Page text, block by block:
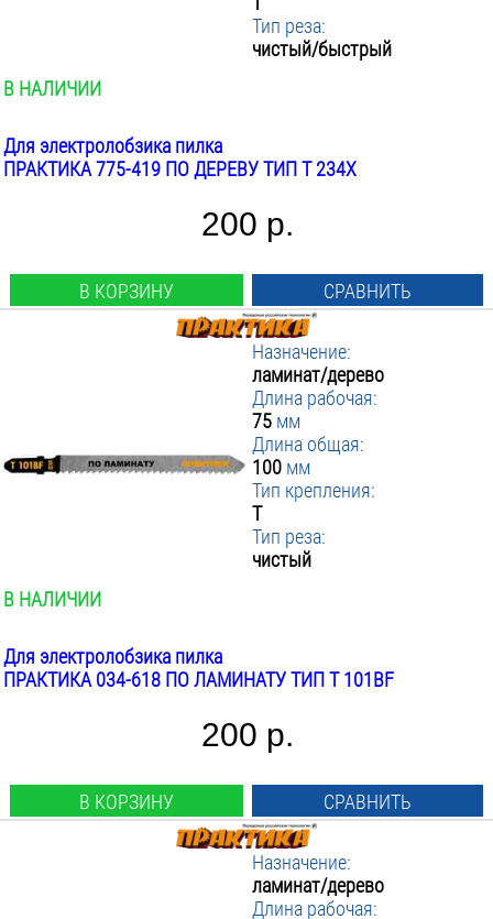
Тип реза:
чистый/быстрый
В НАЛИЧИИ
Для электролобзика пилка
ПРАКТИКА 775-419 ПО ДЕРЕВУ ТИП T 234X
200 р.
В КОРЗИНУ СРАВНИТЬ
Назначение:
ламинат/дерево
Длина рабочая:
75 мм
Длина общая:
100 мм
Тип крепления:
T
Тип реза:
чистый
В НАЛИЧИИ
Для электролобзика пилка
ПРАКТИКА 034-618 ПО ЛАМИНАТУ ТИП T 101BF
200 р.
В КОРЗИНУ СРАВНИТЬ
Назначение:
ламинат/дерево
Длина рабочая: